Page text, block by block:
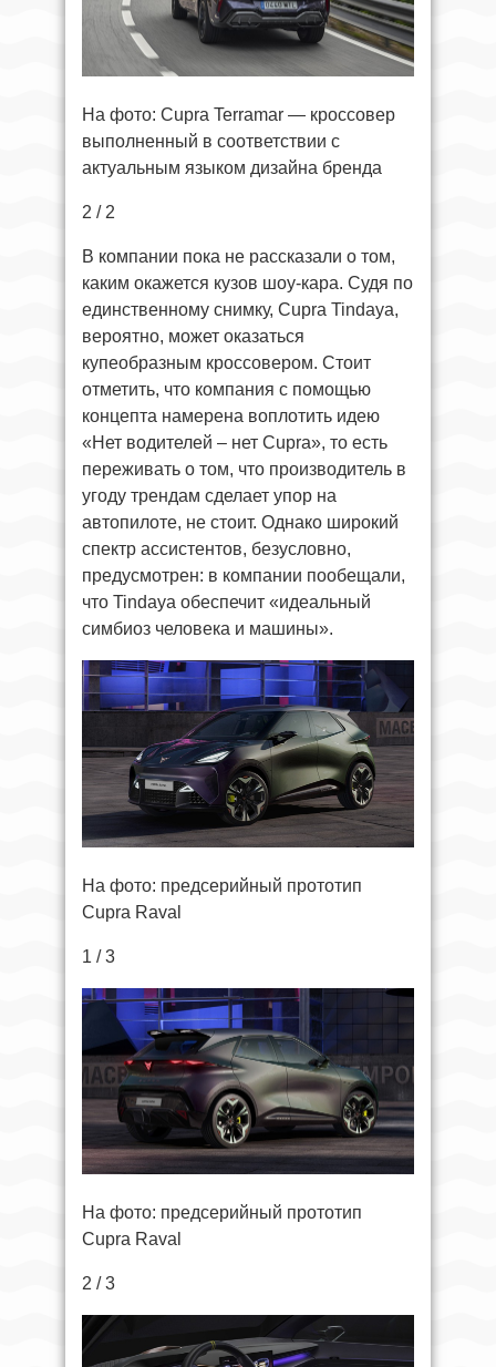
На фото: Cupra Terramar — кроссовер
выполненный в соответствии с
актуальным языком дизайна бренда
2 / 2
В компании пока не рассказали о том,
каким окажется кузов шоу-кара. Судя по
единственному снимку, Cupra Tindaya,
вероятно, может оказаться
купеобразным кроссовером. Стоит
отметить, что компания с помощью
концепта намерена воплотить идею
«Нет водителей – нет Cupra», то есть
переживать о том, что производитель в
угоду трендам сделает упор на
автопилоте, не стоит. Однако широкий
спектр ассистентов, безусловно,
предусмотрен: в компании пообещали,
что Tindaya обеспечит «идеальный
симбиоз человека и машины».
На фото: предсерийный прототип
Cupra Raval
1 / 3
На фото: предсерийный прототип
Cupra Raval
2 / 3